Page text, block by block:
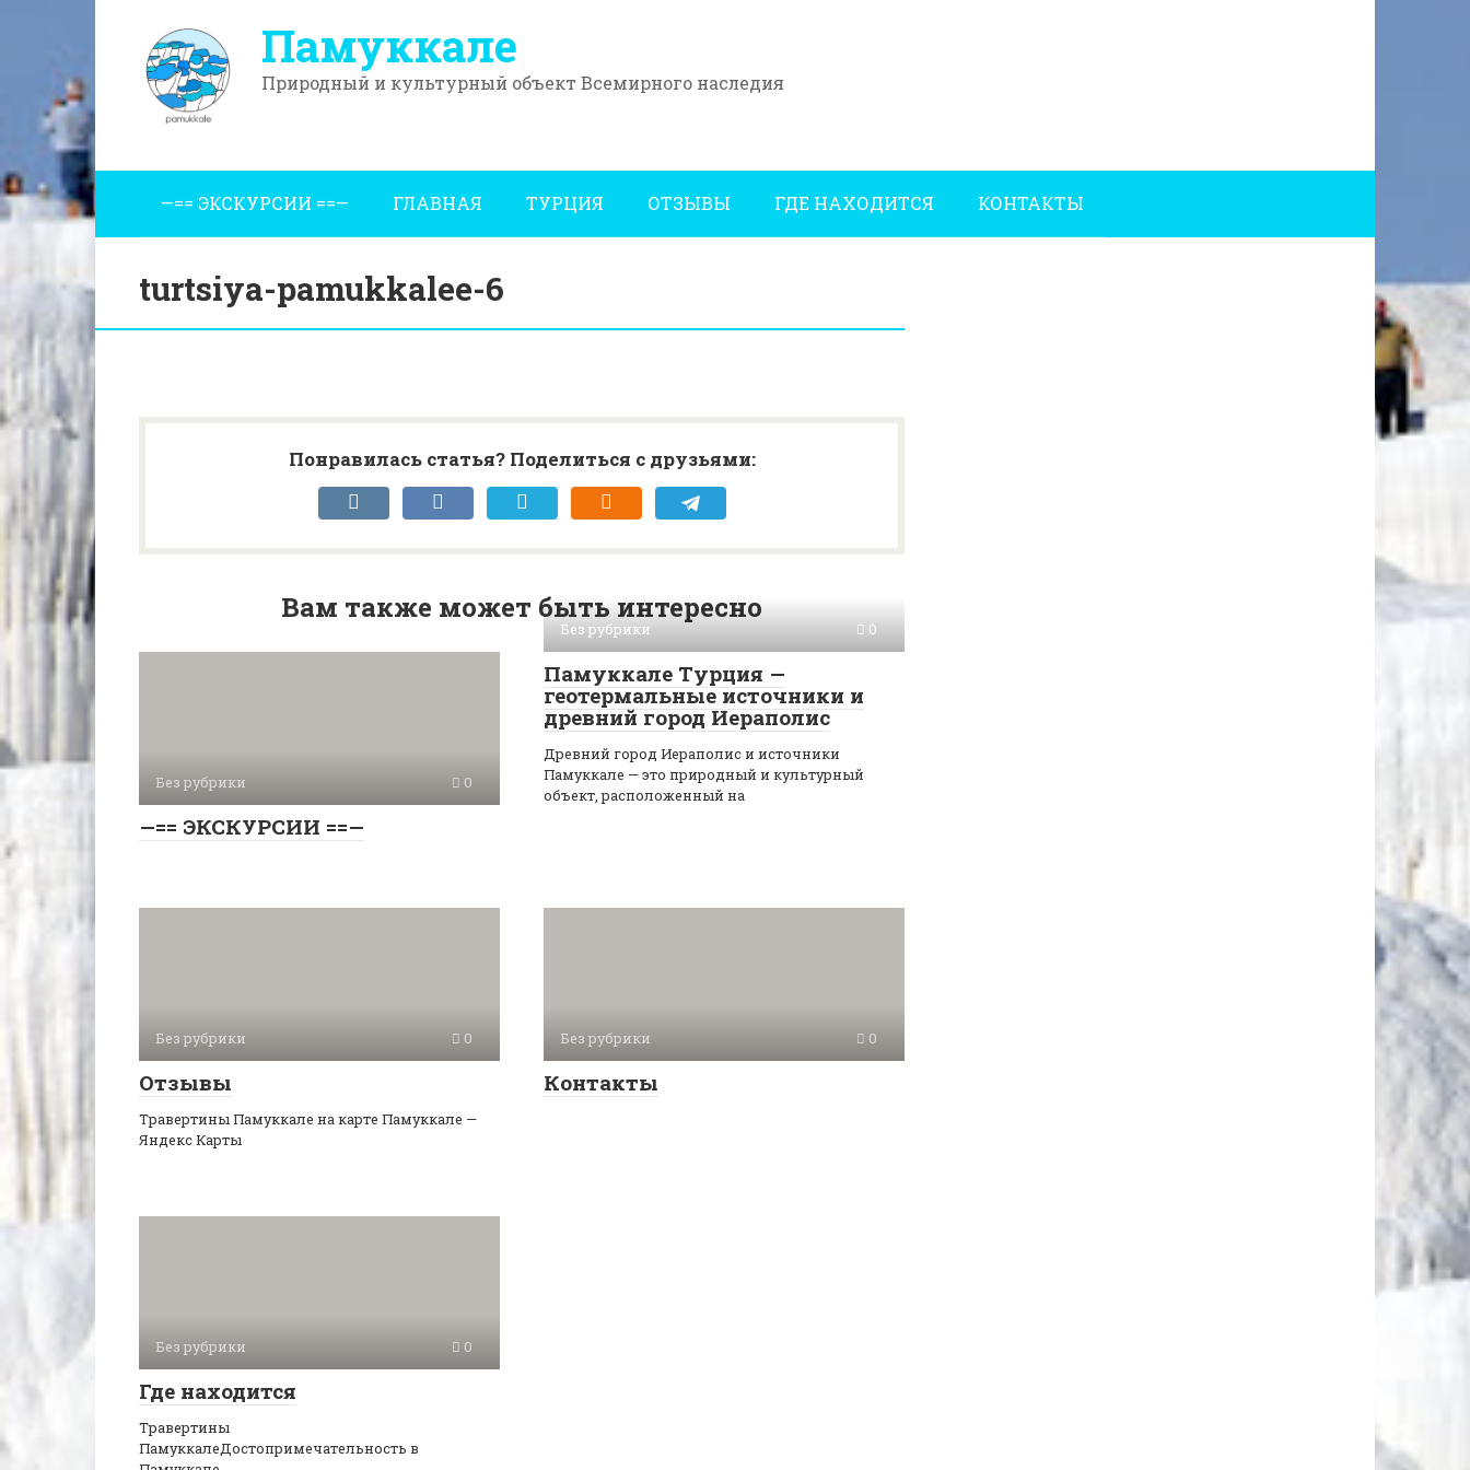
Памуккале
Природный и культурный объект Всемирного наследия
—== ЭКСКУРСИИ ==— ГЛАВНАЯ ТУРЦИЯ ОТЗЫВЫ ГДЕ НАХОДИТСЯ КОНТАКТЫ
turtsiya-pamukkalee-6
Понравилась статья? Поделиться с друзьями:
Вам также может быть интересно
Без рубрики 0
—== ЭКСКУРСИИ ==—
Без рубрики 0
Памуккале Турция —
геотермальные источники и
древний город Иераполис
Древний город Иераполис и источники
Памуккале — это природный и культурный
объект, расположенный на
Без рубрики 0
Отзывы
Травертины Памуккале на карте Памуккале —
Яндекс Карты
Без рубрики 0
Контакты
Без рубрики 0
Где находится
Травертины
ПамуккалеДостопримечательность в